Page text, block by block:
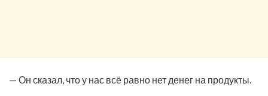
— Он сказал, что у нас всё равно нет денег на продукты.